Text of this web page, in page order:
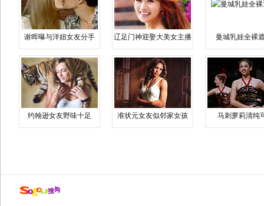
谢晖曝与洋妞女友分手 辽足门神迎娶大美女主播 曼城乳娃全裸
约翰逊女友野味十足 准状元女友似邻家女孩 马刺萝莉清纯